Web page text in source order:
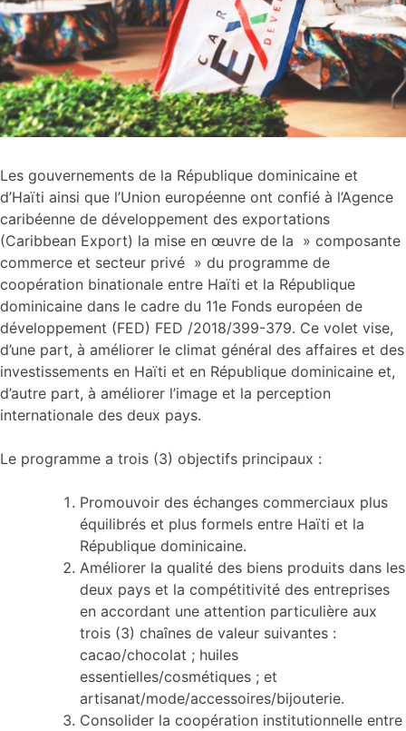
Les gouvernements de la République dominicaine et
d’Haïti ainsi que l’Union européenne ont confié à l’Agence
caribéenne de développement des exportations
(Caribbean Export) la mise en œuvre de la » composante
commerce et secteur privé » du programme de
coopération binationale entre Haïti et la République
dominicaine dans le cadre du 11e Fonds européen de
développement (FED) FED /2018/399-379. Ce volet vise,
d’une part, à améliorer le climat général des affaires et des
investissements en Haïti et en République dominicaine et,
d’autre part, à améliorer l’image et la perception
internationale des deux pays.
Le programme a trois (3) objectifs principaux :
Promouvoir des échanges commerciaux plus
équilibrés et plus formels entre Haïti et la
République dominicaine.
Améliorer la qualité des biens produits dans les
deux pays et la compétitivité des entreprises
en accordant une attention particulière aux
trois (3) chaînes de valeur suivantes :
cacao/chocolat ; huiles
essentielles/cosmétiques ; et
artisanat/mode/accessoires/bijouterie.
Consolider la coopération institutionnelle entre